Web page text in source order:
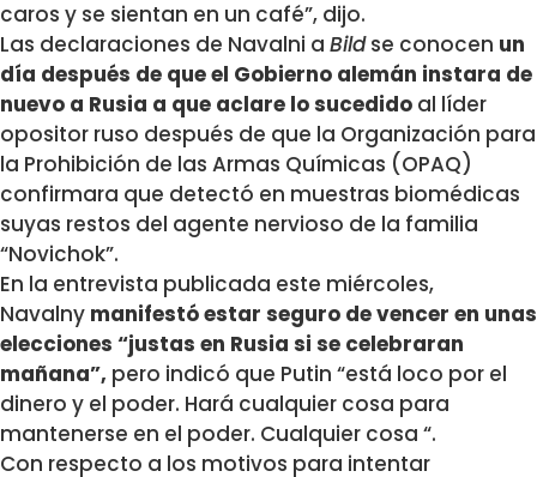
caros y se sientan en un café”, dijo.
Las declaraciones de Navalni a Bildse conocen un
día después de que el Gobierno alemán instara de
nuevo a Rusia a que aclare lo sucedido al líder
opositor ruso después de que la Organización para
la Prohibición de las Armas Químicas (OPAQ)
confirmara que detectó en muestras biomédicas
suyas restos del agente nervioso de la familia
“Novichok”.
En la entrevista publicada este miércoles,
Navalny manifestó estar seguro de vencer en unas
elecciones “justas en Rusia si se celebraran
mañana”, pero indicó que Putin “está loco por el
dinero y el poder. Hará cualquier cosa para
mantenerse en el poder. Cualquier cosa “.
Con respecto a los motivos para intentar